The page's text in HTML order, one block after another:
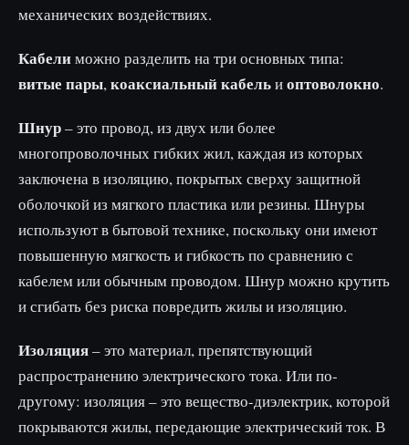
механических воздействиях.
Кабелиможно разделить на три основных типа:
витые пары,коаксиальный кабельиоптоволокно.
Шнур– это провод, из двух или более
многопроволочных гибких жил, каждая из которых
заключена в изоляцию, покрытых сверху защитной
оболочкой из мягкого пластика или резины. Шнуры
используют в бытовой технике, поскольку они имеют
повышенную мягкость и гибкость по сравнению с
кабелем или обычным проводом. Шнур можно крутить
и сгибать без риска повредить жилы и изоляцию.
Изоляция– это материал, препятствующий
распространению электрического тока. Или по-
другому: изоляция – это вещество-диэлектрик, которой
покрываются жилы, передающие электрический ток. В